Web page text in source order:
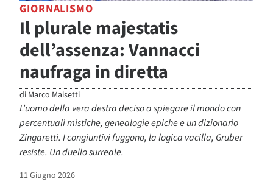
GIORNALISMO
Il plurale majestatis
dell’assenza: Vannacci
naufraga in diretta
di Marco Maisetti
L’uomo della vera destra deciso a spiegare il mondo con
percentuali mistiche, genealogie epiche e un dizionario
Zingaretti. I congiuntivi fuggono, la logica vacilla, Gruber
resiste. Un duello surreale.
11 Giugno 2026